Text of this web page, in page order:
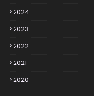
2024
2023
2022
2021
2020